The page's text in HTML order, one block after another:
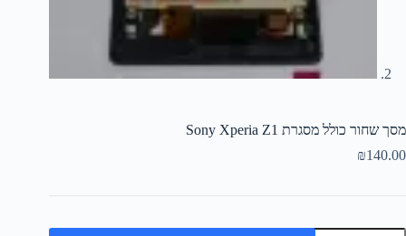
מסך שחור כולל מסגרת Sony Xperia Z1
₪140.00